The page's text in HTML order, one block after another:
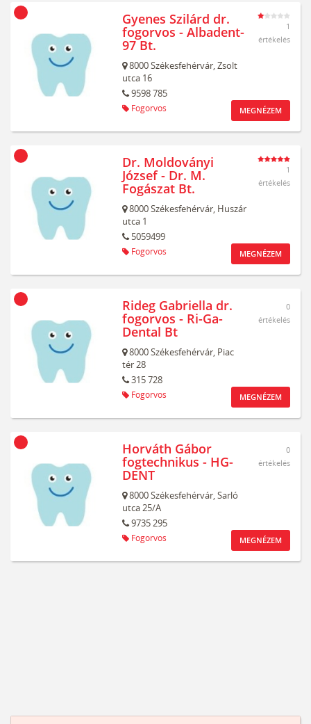
Gyenes Szilárd dr.
fogorvos - Albadent-
97 Bt.
8000Székesfehérvár,Zsolt
utca 16
9598 785
Fogorvos
1
értékelés
MEGNÉZEM
Dr. Moldoványi
József - Dr. M.
Fogászat Bt.
8000Székesfehérvár, Huszár
utca 1
5059499
Fogorvos
1
értékelés
MEGNÉZEM
Rideg Gabriella dr.
fogorvos - Ri-Ga-
Dental Bt
8000Székesfehérvár, Piac
tér 28
315 728
Fogorvos
0
értékelés
MEGNÉZEM
Horváth Gábor
fogtechnikus - HG-
DENT
8000Székesfehérvár,Sarló
utca 25/A
9735 295
Fogorvos
0
értékelés
MEGNÉZEM